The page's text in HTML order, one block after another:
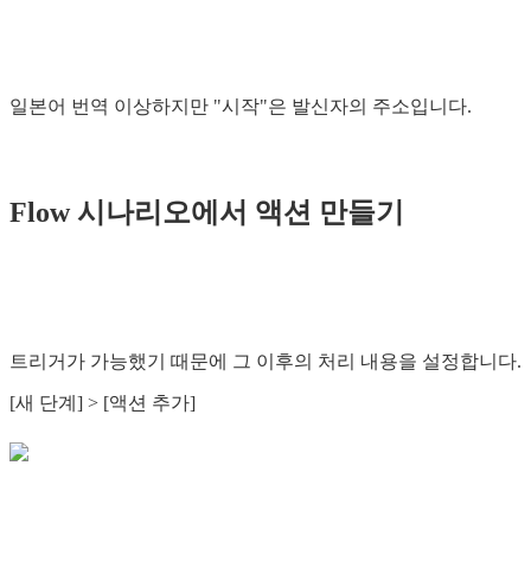
일본어 번역 이상하지만 "시작"은 발신자의 주소입니다.
Flow 시나리오에서 액션 만들기
트리거가 가능했기 때문에 그 이후의 처리 내용을 설정합니다.
[새 단계] > [액션 추가]